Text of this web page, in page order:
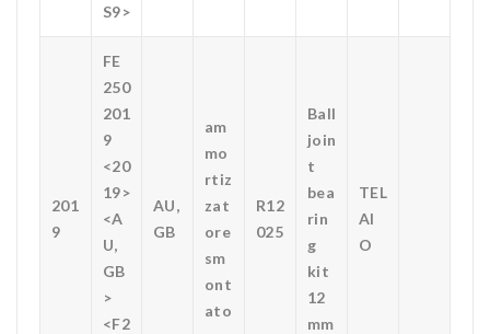
S9>
201
9
FE
250
201
9
<20
19>
<A
U,
GB
>
<F2
AU,
GB
am
mo
rtiz
zat
ore
sm
ont
ato
R12
025
Ball
join
t
bea
rin
g
kit
12
mm
TEL
AI
O